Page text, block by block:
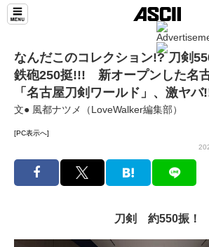
なんだこのコレクション!? 刀剣
鉄砲250挺!!! 新オープンした名
「名古屋刀剣ワールド」、激ヤバ
文● 風都ナツメ（LoveWalker編集部）
[PC表示へ]
刀剣 約550振！